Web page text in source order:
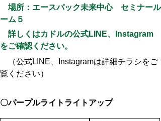
場所：エースパック未来中心 セミナール
ーム５
詳しくはカドルの公式LINE、Instagram
をご確認ください。
（公式LINE、Instagramは詳細チラシをご
覧ください）
〇パープルライトライトアップ